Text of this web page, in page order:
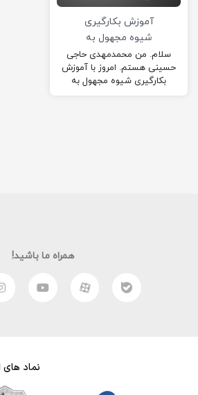
آموزش بکارگیری
شیوه مجهول به
معلوم در ساخت یک
فیلم
سلام. من محمدمهدی حاجی
حسینی هستم. امروز با آموزش
بکارگیری شیوه مجهول به
همراه ما باشید!
نماد های